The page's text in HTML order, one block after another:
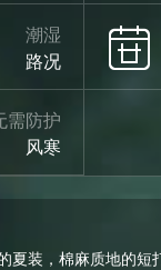
潮湿
路况
需防护
风寒
夏装，棉麻质地的短